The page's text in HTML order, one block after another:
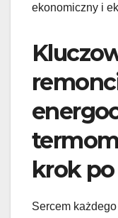
ekonomiczny i
krok
Sercem każdego